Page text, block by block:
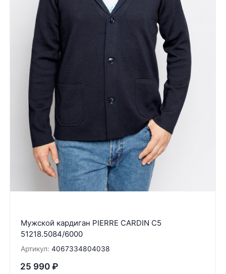
Мужской кардиган PIERRE CARDIN C5
51218.5084/6000
Артикул: 4067334804038
25 990 ₽